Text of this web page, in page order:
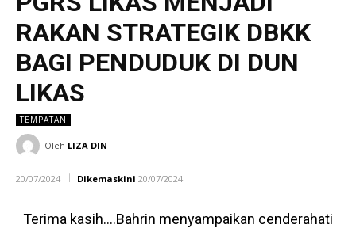
RAKAN STRATEGIK DBKK
BAGI PENDUDUK DI DUN
LIKAS
TEMPATAN
Oleh LIZA DIN
20/07/2024 Dikemaskini 20/07/2024
Terima kasih….Bahrin menyampaikan cenderahati